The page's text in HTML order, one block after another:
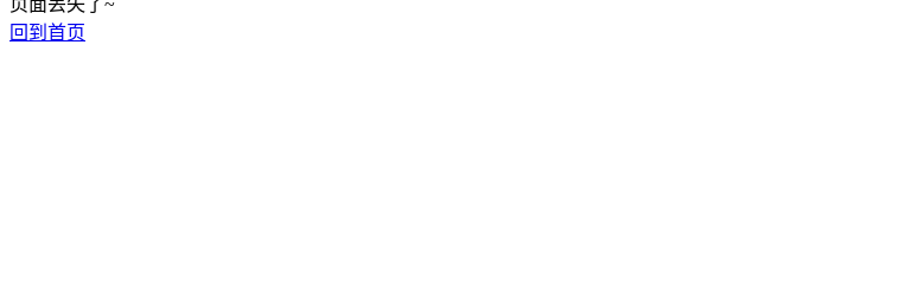
页面丢失了~
回到首页